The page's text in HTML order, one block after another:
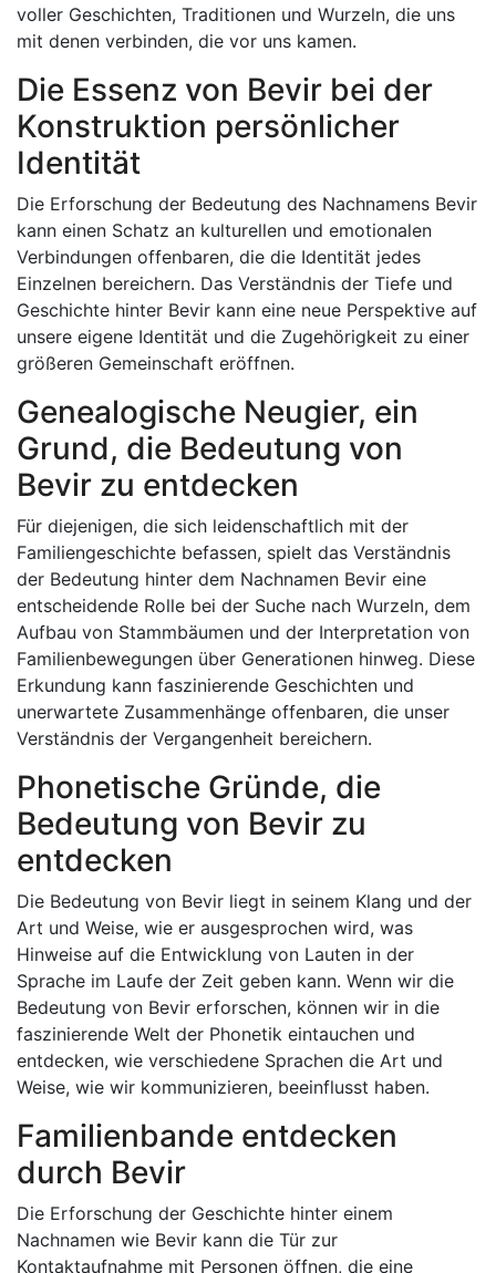
voller Geschichten, Traditionen und Wurzeln, die uns
mit denen verbinden, die vor uns kamen.
Die Essenz von Bevir bei der
Konstruktion persönlicher
Identität
Die Erforschung der Bedeutung des Nachnamens Bevir
kann einen Schatz an kulturellen und emotionalen
Verbindungen offenbaren, die die Identität jedes
Einzelnen bereichern. Das Verständnis der Tiefe und
Geschichte hinter Bevir kann eine neue Perspektive auf
unsere eigene Identität und die Zugehörigkeit zu einer
größeren Gemeinschaft eröffnen.
Genealogische Neugier, ein
Grund, die Bedeutung von
Bevir zu entdecken
Für diejenigen, die sich leidenschaftlich mit der
Familiengeschichte befassen, spielt das Verständnis
der Bedeutung hinter dem Nachnamen Bevir eine
entscheidende Rolle bei der Suche nach Wurzeln, dem
Aufbau von Stammbäumen und der Interpretation von
Familienbewegungen über Generationen hinweg. Diese
Erkundung kann faszinierende Geschichten und
unerwartete Zusammenhänge offenbaren, die unser
Verständnis der Vergangenheit bereichern.
Phonetische Gründe, die
Bedeutung von Bevir zu
entdecken
Die Bedeutung von Bevir liegt in seinem Klang und der
Art und Weise, wie er ausgesprochen wird, was
Hinweise auf die Entwicklung von Lauten in der
Sprache im Laufe der Zeit geben kann. Wenn wir die
Bedeutung von Bevir erforschen, können wir in die
faszinierende Welt der Phonetik eintauchen und
entdecken, wie verschiedene Sprachen die Art und
Weise, wie wir kommunizieren, beeinflusst haben.
Familienbande entdecken
durch Bevir
Die Erforschung der Geschichte hinter einem
Nachnamen wie Bevir kann die Tür zur
Kontaktaufnahme mit Personen öffnen, die eine